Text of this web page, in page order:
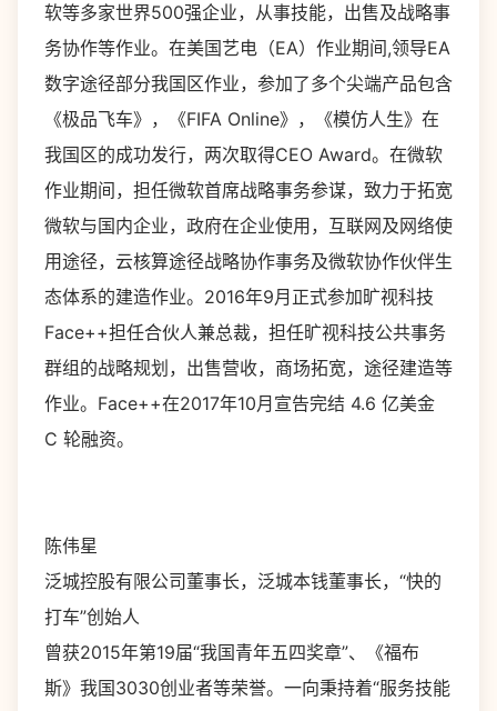
软等多家世界500强企业，从事技能，出售及战略事
务协作等作业。在美国艺电（EA）作业期间,领导EA
数字途径部分我国区作业，参加了多个尖端产品包含
《极品飞车》，《FIFA Online》，《模仿人生》在
我国区的成功发行，两次取得CEO Award。在微软
作业期间，担任微软首席战略事务参谋，致力于拓宽
微软与国内企业，政府在企业使用，互联网及网络使
用途径，云核算途径战略协作事务及微软协作伙伴生
态体系的建造作业。2016年9月正式参加旷视科技
Face++担任合伙人兼总裁，担任旷视科技公共事务
群组的战略规划，出售营收，商场拓宽，途径建造等
作业。Face++在2017年10月宣告完结 4.6 亿美金
C 轮融资。
陈伟星
泛城控股有限公司董事长，泛城本钱董事长，“快的
打车”创始人
曾获2015年第19届“我国青年五四奖章”、《福布
斯》我国3030创业者等荣誉。一向秉持着“服务技能